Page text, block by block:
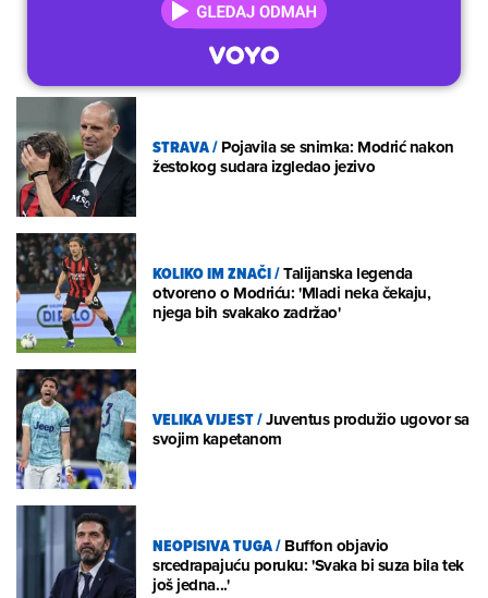
STRAVA/Pojavila se snimka: Modrić nakon
žestokog sudara izgledao jezivo
KOLIKO IM ZNAČI/Talijanska legenda
otvoreno o Modriću: 'Mladi neka čekaju,
njega bih svakako zadržao'
VELIKA VIJEST/Juventus produžio ugovor sa
svojim kapetanom
NEOPISIVA TUGA/Buffon objavio
srcedrapajuću poruku: 'Svaka bi suza bila tek
još jedna...'